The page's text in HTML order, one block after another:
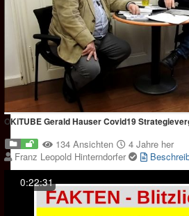
OKiTUBE Gerald Hauser Covid19
134 Ansichten
4 Jahre her
Franz Leopold Hinterndorfer
0:22:31